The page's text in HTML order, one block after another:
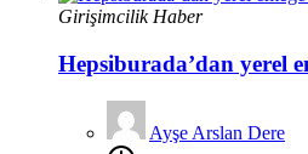
Girişimcilik Haber
Hepsiburada’dan yerel
Ayşe Arslan Dere